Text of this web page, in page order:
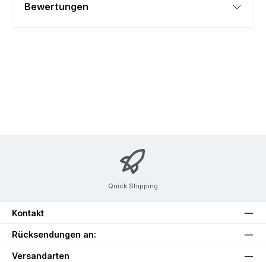
Bewertungen
Quick Shipping
Kontakt
Rücksendungen an:
Versandarten